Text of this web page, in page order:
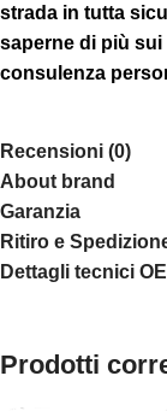
strada in tutta
saperne di più
consulenza
Recensioni (0)
About brand
Garanzia
Ritiro e
Dettagli tecnici OE
Prodotti